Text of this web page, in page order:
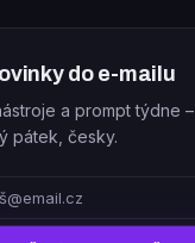
do e-mailu
a prompt týdne –
pátek, česky.